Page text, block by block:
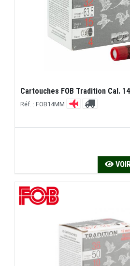
Cartouches FOB Tradition Cal.
Réf. : FOB14MM